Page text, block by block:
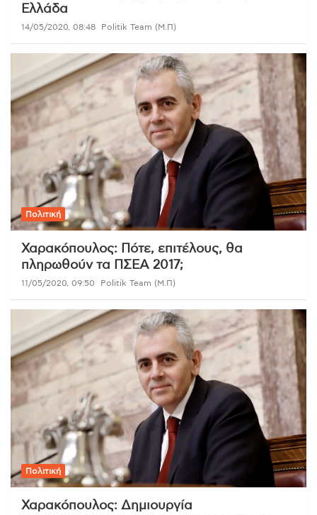
Ελλάδα
14/05/2020, 08:48 Politik Team (Μ.Π)
Πολιτική
Χαρακόπουλος: Πότε, επιτέλους, θα
πληρωθούν τα ΠΣΕΑ 2017;
11/05/2020, 09:50 Politik Team (Μ.Π)
Πολιτική
Χαρακόπουλος: Δημιουργία